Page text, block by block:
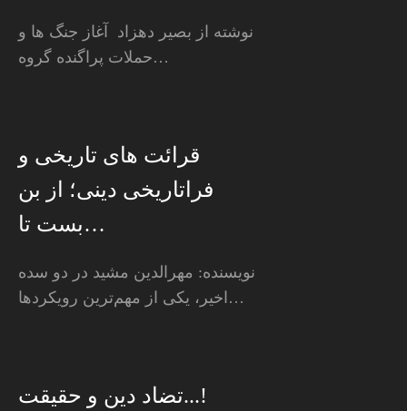
نوشته از بصیر دهزاد آغاز جنگ ها و
حملات پراگنده گروه…
قرائت های تاریخی و
فراتاریخی دینی؛ از بن
بست تا…
نویسنده: مهرالدین مشید در دو سده
اخیر، یکی از مهم‌ترین رویکردها…
تضاد دین و حقیقت...!